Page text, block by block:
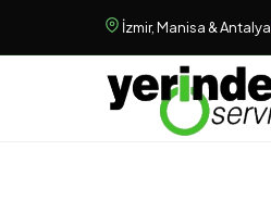
İzmir, Manisa & Antalya